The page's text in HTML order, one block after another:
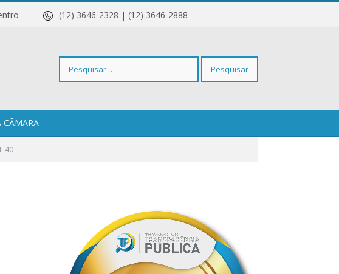
Centro (12) 3646-2328 | (12) 3646-2888
Pesquisar
CÂMARA
40